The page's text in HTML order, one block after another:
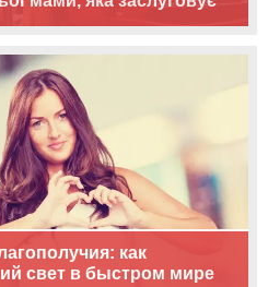
как
свет в быстром мире